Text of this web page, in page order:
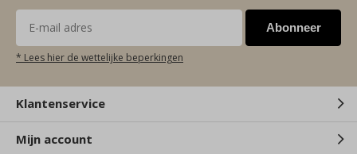
Abonneer
* Lees hier de wettelijke beperkingen
Klantenservice
Mijn account